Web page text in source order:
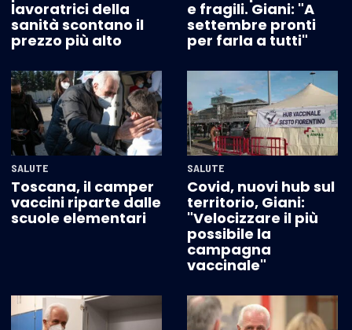
lavoratrici della
sanità scontano il
prezzo più alto
e fragili. Giani: "A
settembre pronti
per farla a tutti"
SALUTE
Toscana, il camper
vaccini riparte dalle
scuole elementari
SALUTE
Covid, nuovi hub sul
territorio, Giani:
"Velocizzare il più
possibile la
campagna
vaccinale"